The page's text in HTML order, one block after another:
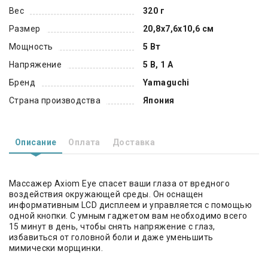
Вес
320 г
Размер
20,8х7,6х10,6 см
Мощность
5 Вт
Напряжение
5 В, 1 А
Бренд
Yamaguchi
Страна производства
Япония
Описание Оплата Доставка
Массажер Axiom Eye спасет ваши глаза от вредного
воздействия окружающей среды. Он оснащен
информативным LCD дисплеем и управляется с помощью
одной кнопки. С умным гаджетом вам необходимо всего
15 минут в день, чтобы снять напряжение с глаз,
избавиться от головной боли и даже уменьшить
мимически морщинки.